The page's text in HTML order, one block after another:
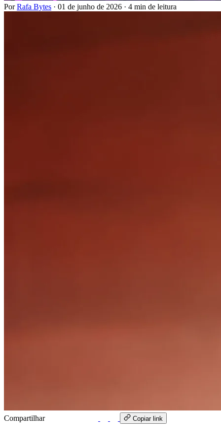
PorRafa Bytes · 01 de junho de 2026 · 4 min de leitura
Compartilhar Copiar link